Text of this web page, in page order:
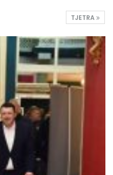
TJETRA